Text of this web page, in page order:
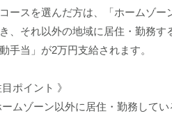
ースを選んだ方は、「ホームゾー
、それ以外の地域に居住・勤務す
動手当」が2万円支給されます。
目ポイント 》
ームゾーン以外に居住・勤務して